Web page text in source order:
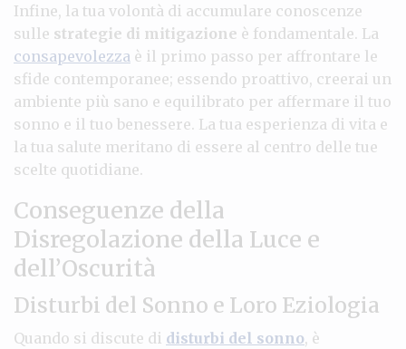
Infine, la tua volontà di accumulare conoscenze
sulle strategie di mitigazione è fondamentale. La
consapevolezza è il primo passo per affrontare le
sfide contemporanee; essendo proattivo, creerai un
ambiente più sano e equilibrato per affermare il tuo
sonno e il tuo benessere. La tua esperienza di vita e
la tua salute meritano di essere al centro delle tue
scelte quotidiane.
Conseguenze della
Disregolazione della Luce e
dell’Oscurità
Disturbi del Sonno e Loro Eziologia
Quando si discute di disturbi del sonno, è